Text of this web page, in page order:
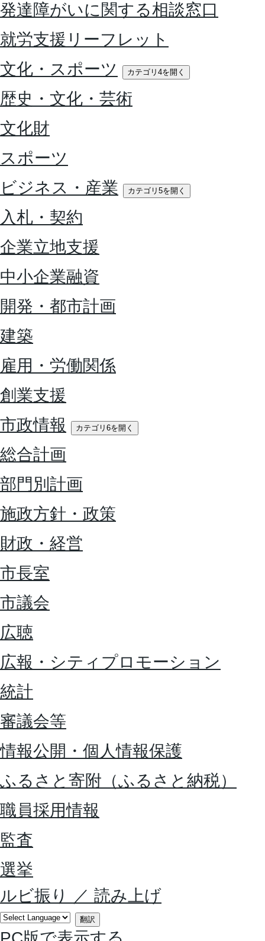
発達障がいに関する相談窓口
就労支援リーフレット
文化・スポーツ
カテゴリ4を開く
歴史・文化・芸術
文化財
スポーツ
ビジネス・産業
カテゴリ5を開く
入札・契約
企業立地支援
中小企業融資
開発・都市計画
建築
雇用・労働関係
創業支援
市政情報
カテゴリ6を開く
総合計画
部門別計画
施政方針・政策
財政・経営
市長室
市議会
広聴
広報・シティプロモーション
統計
審議会等
情報公開・個人情報保護
ふるさと寄附（ふるさと納税）
職員採用情報
監査
選挙
ルビ振り
／ 読み上げ
翻訳